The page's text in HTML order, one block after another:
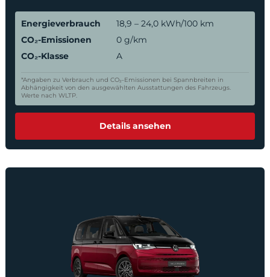
Energieverbrauch
18,9 – 24,0 kWh/100 km
CO₂-Emissionen
0 g/km
CO₂-Klasse
A
*Angaben zu Verbrauch und CO₂-Emissionen bei Spannbreiten in
Abhängigkeit von den ausgewählten Ausstattungen des Fahrzeugs.
Werte nach WLTP.
Details ansehen